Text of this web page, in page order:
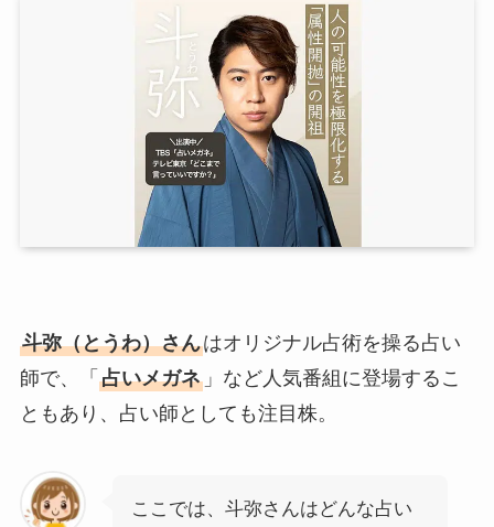
斗弥（とうわ）さんはオリジナル占術を操る占い
師で、「 占いメガネ」など人気番組に登場するこ
ともあり、占い師としても注目株。
ここでは、斗弥さんはどんな占い